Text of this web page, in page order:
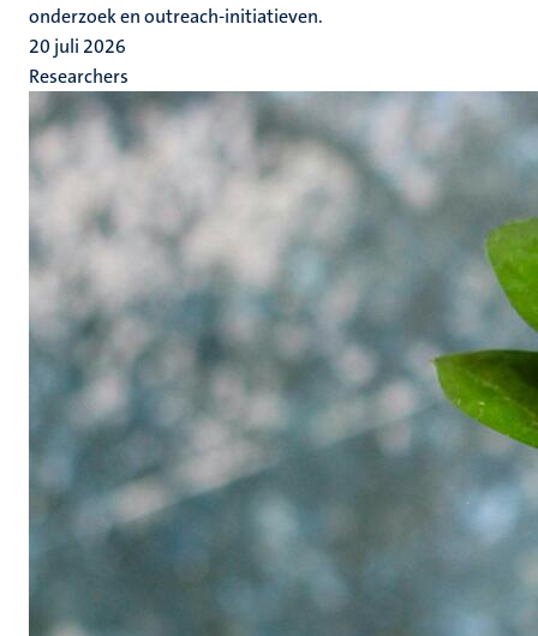
onderzoek en outreach-initiatieven.
20 juli 2026
Researchers